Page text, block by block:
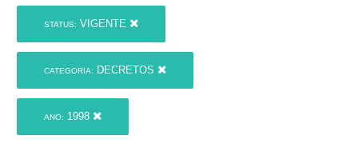
STATUS: VIGENTE
CATEGORIA: DECRETOS
ANO: 1998